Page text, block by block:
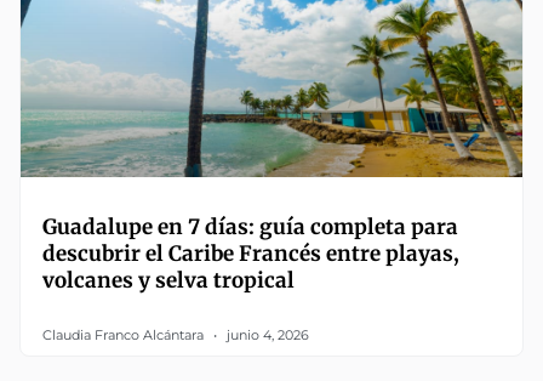
Guadalupe en 7 días: guía completa para
descubrir el Caribe Francés entre playas,
volcanes y selva tropical
Claudia Franco Alcántara junio 4, 2026